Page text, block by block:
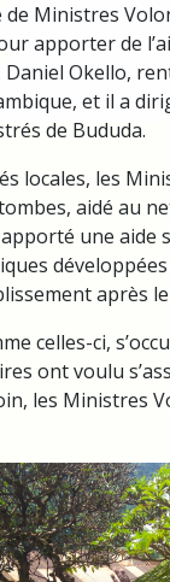
Ministres
apporter de
Okello,
et il a
de Bududa.
locales, les
aidé au
une aide
après
celles-ci,
ont voulu
les Ministres